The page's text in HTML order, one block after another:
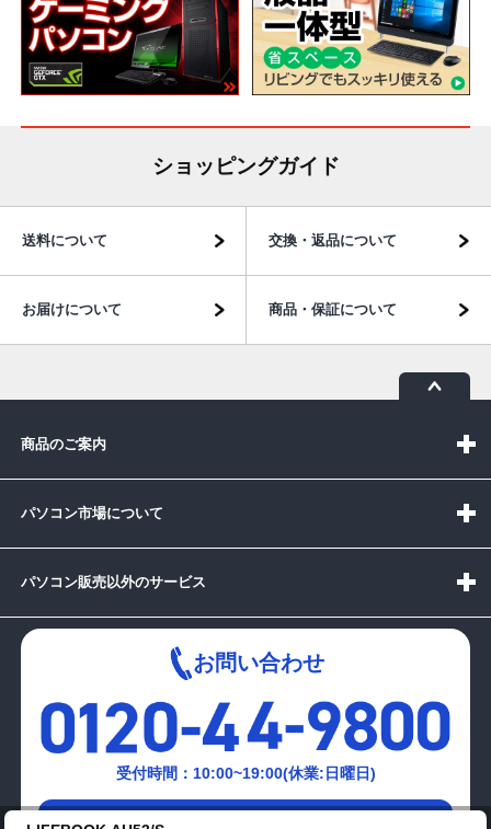
ショッピングガイド
送料について 交換・返品について
お届けについて 商品・保証について
商品のご案内
パソコン市場について
パソコン販売以外のサービス
お問い合わせ
受付時間：10:00~19:00(休業:日曜日)